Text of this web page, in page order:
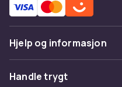
Hjelp og informasjon
Vanlige spørsmål
Handle trygt